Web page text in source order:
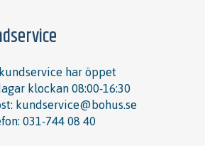
har öppet
klockan 08:00-16:30
kundservice@bohus.se
031-744 08 40